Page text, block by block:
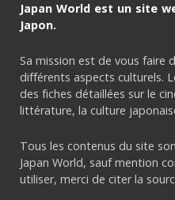
Japan World est un site
Japon.
Sa mission est de vous faire
différents aspects culturels.
des fiches détaillées sur le
littérature, la culture
Tous les contenus du site
Japan World, sauf mention
utiliser, merci de citer la